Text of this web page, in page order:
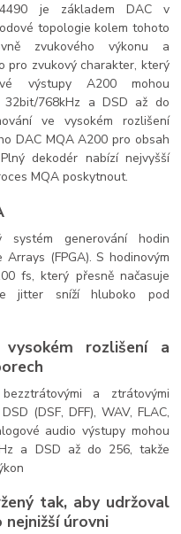
je základem DAC v
topologie kolem tohoto
zvukového výkonu a
pro zvukový charakter, který
výstupy A200 mohou
768kHz a DSD až do
ve vysokém rozlišení
DAC MQA A200 pro obsah
dekodér nabízí nejvyšší
MQA poskytnout.
generování hodin
(FPGA). S hodinovým
fs, který přesně načasuje
jitter sníží hluboko pod
rozlišení a
a ztrátovými
(DSF, DFF), WAV, FLAC,
audio výstupy mohou
a DSD až do 256, takže
tak, aby udržoval
úrovni